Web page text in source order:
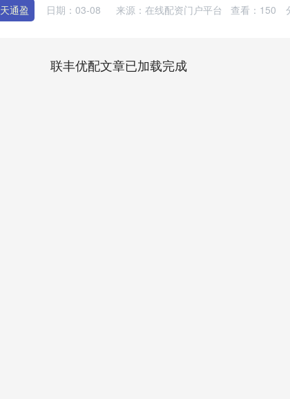
天通盈
日期：03-08 来源：在线配资门户平台 查看： 150
联丰优配文章已加载完成